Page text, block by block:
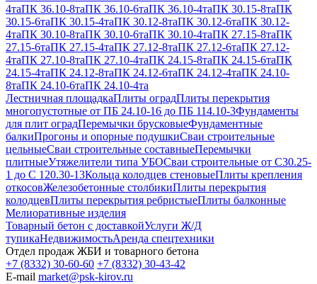
4таПК 36.10-8таПК 36.10-6таПК 36.10-4таПК 30.15-8таПК
30.15-6таПК 30.15-4таПК 30.12-8таПК 30.12-6таПК 30.12-
4таПК 30.10-8таПК 30.10-6таПК 30.10-4таПК 27.15-8таПК
27.15-6таПК 27.15-4таПК 27.12-8таПК 27.12-6таПК 27.12-
4таПК 27.10-8таПК 27.10-4таПК 24.15-8таПК 24.15-6таПК
24.15-4таПК 24.12-8таПК 24.12-6таПК 24.12-4таПК 24.10-
8таПК 24.10-6таПК 24.10-4та
Лестничная площадкаПлиты оградПлиты перекрытия
многопустотные от ПБ 24.10-16 до ПБ 114.10-3Фундаменты
для плит оградПеремычки брусковыеФундаментные
балкиПрогоны и опорные подушкиСваи строительные
цельныеСваи строительные составныеПеремычки
плитныеУтяжелители типа УБОСваи строительные от С30.25-
1 до С 120.30-13Кольца колодцев стеновыеПлиты крепления
откосовЖелезобетонные столбикиПлиты перекрытия
колодцевПлиты перекрытия ребристыеПлиты балконные
Мелиоративные изделия
Товарный бетон с доставкойУслуги Ж/Д
тупикаНедвижимостьАренда спецтехники
Отдел продаж ЖБИ и товарного бетона
+7 (8332) 30-60-60 +7 (8332) 30-43-42
E-mail market@psk-kirov.ru